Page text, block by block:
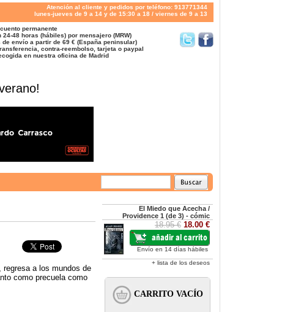
Atención al cliente y pedidos por teléfono: 913771344
lunes-jueves de 9 a 14 y de 15:30 a 18 / viernes de 9 a 13
permanente
24-48 horas (hábiles) por mensajero (MRW)
de envío a partir de 69 € (España peninsular)
contra-reembolso, tarjeta o paypal
en nuestra oficina de Madrid
regresa a los mundos de
como precuela como
El Miedo que Acecha /
Providence 1 (de 3) - cómic
18.95 € 18.00 €
Envío en 14 días hábiles
+ lista de los deseos